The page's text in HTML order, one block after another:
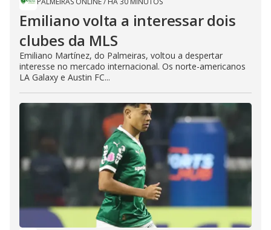
Emiliano volta a interessar dois
clubes da MLS
Emiliano Martínez, do Palmeiras, voltou a despertar
interesse no mercado internacional. Os norte-americanos
LA Galaxy e Austin FC...